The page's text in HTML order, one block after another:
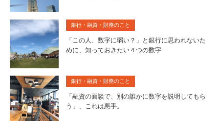
銀行・融資・財務のこと
「この人、数字に弱い？」と銀行に思われないた
めに、知っておきたい４つの数字
銀行・融資・財務のこと
「融資の面談で、別の誰かに数字を説明してもら
う」、これは悪手。